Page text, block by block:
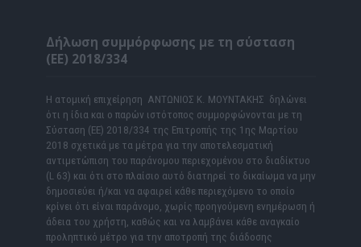
Δήλωση συμμόρφωσης με τη σύσταση
(ΕΕ) 2018/334
Η ατομική επιχείρηση ΑΝΤΩΝΙΟΣ Κ. ΜΟΥΝΤΑΚΗΣ δηλώνει
ότι η ίδια και ο παρών ιστότοπος συμμορφώνονται με τη
Σύσταση (ΕΕ) 2018/334 της Επιτροπής της 1ης Μαρτίου
2018 σχετικά με τα μέτρα για την αποτελεσματική
αντιμετώπιση του παράνομου περιεχομένου στο διαδίκτυο
(L 63) και ότι στο πλαίσιο αυτό διατηρεί το δικαίωμα να μην
δημοσιεύει ή/και να αφαιρεί κάθε περιεχόμενο το οποίο
κρίνει ότι είναι παράνομο, χωρίς προηγούμενη ενημέρωση ή
άδεια του χρήστη, καθώς και να λαμβάνει κάθε αναγκαίο
προληπτικό μέτρο για την αποτροπή της διάδοσης